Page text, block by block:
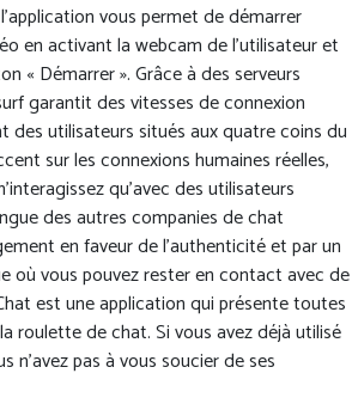
vous permet de démarrer
en activant la webcam de l’utilisateur et
« Démarrer ». Grâce à des serveurs
garantit des vitesses de connexion
des utilisateurs situés aux quatre coins du
sur les connexions humaines réelles,
qu’avec des utilisateurs
des autres companies de chat
en faveur de l’authenticité et par un
où vous pouvez rester en contact avec de
est une application qui présente toutes
roulette de chat. Si vous avez déjà utilisé
n’avez pas à vous soucier de ses